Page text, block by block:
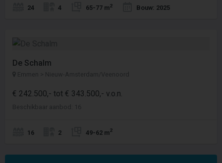
24 4 65-77 m2 Bouw: 2025
De Schalm
Emmen > Nieuw-Amsterdam/Veenoord
€ 242.500,- tot € 343.500,- v.o.n.
Beschikbaar aanbod: 16
16 2 49-62 m2